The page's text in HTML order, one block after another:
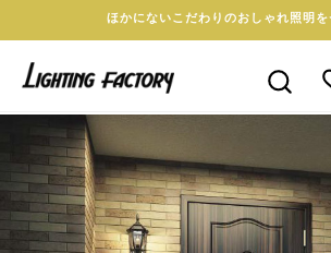
ほかにないこだわりのおしゃれ照明を